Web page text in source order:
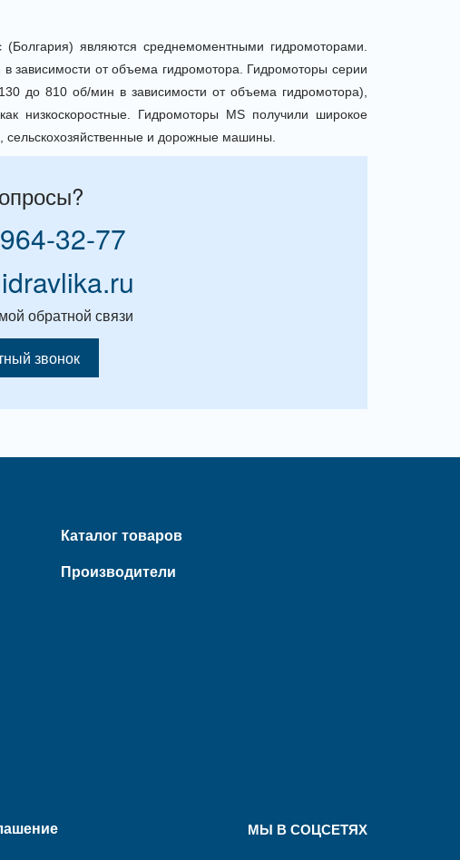
являются среднемоментными гидромоторами.
зависимости от объема гидромотора. Гидромоторы серии
до 810 об/мин в зависимости от объема гидромотора),
низкоскоростные. Гидромоторы MS получили широкое
сельскохозяйственные и дорожные машины.
32-77
обратной связи
звонок
Каталог товаров
Производители
МЫ В СОЦСЕТЯХ